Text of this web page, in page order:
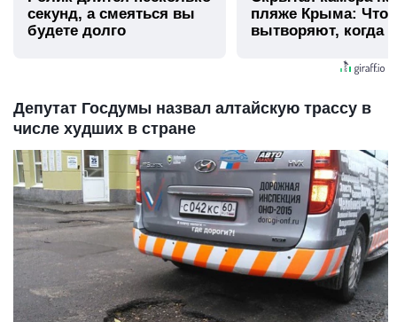
секунд, а смеяться вы
будете долго
пляже Крыма: Что
вытворяют, когда
Депутат Госдумы назвал алтайскую трассу в
числе худших в стране